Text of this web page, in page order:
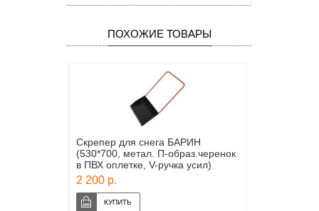
ПОХОЖИЕ ТОВАРЫ
Скрепер для снега БАРИН
(530*700, метал. П-образ.черенок
в ПВХ оплетке, V-ручка усил)
2 200 р.